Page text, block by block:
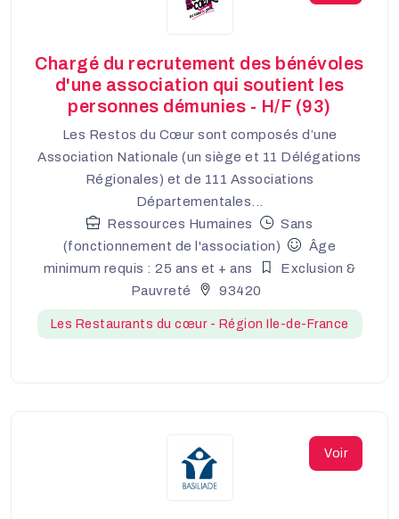
Chargé du recrutement des bénévoles
d'une association qui soutient les
personnes démunies - H/F (93)
Les Restos du Cœur sont composés d’une
Association Nationale (un siège et 11 Délégations
Régionales) et de 111 Associations
Départementales...
Ressources Humaines
Sans
(fonctionnement de l'association)
Âge
minimum requis : 25 ans et + ans
Exclusion &
Pauvreté
93420
Les Restaurants du cœur - Région Ile-de-France
Voir